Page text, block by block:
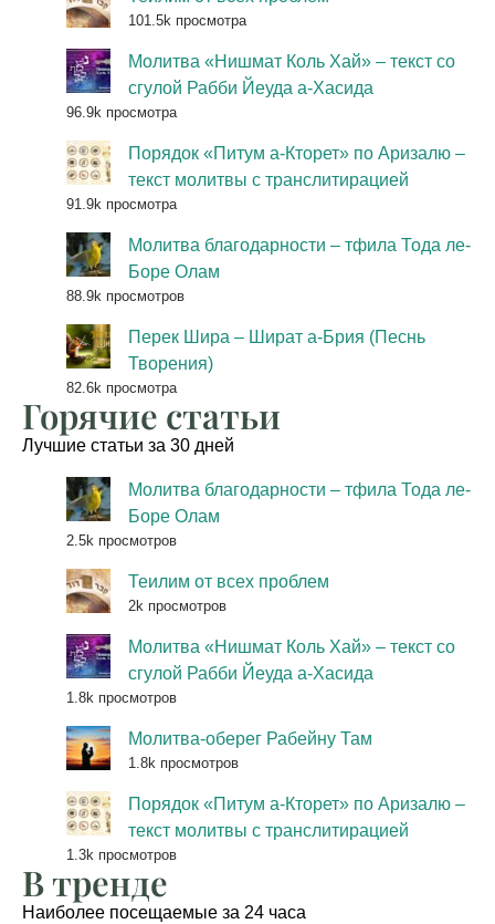
101.5k просмотра
Молитва «Нишмат Коль Хай» – текст со
сгулой Рабби Йеуда а-Хасида
96.9k просмотра
Порядок «Питум а-Кторет» по Аризалю –
текст молитвы с транслитирацией
91.9k просмотра
Молитва благодарности – тфила Тода ле-
Боре Олам
88.9k просмотров
Перек Шира – Шират а-Брия (Песнь
Творения)
82.6k просмотра
Горячие статьи
Лучшие статьи за 30 дней
Молитва благодарности – тфила Тода ле-
Боре Олам
2.5k просмотров
Теилим от всех проблем
2k просмотров
Молитва «Нишмат Коль Хай» – текст со
сгулой Рабби Йеуда а-Хасида
1.8k просмотров
Молитва-оберег Рабейну Там
1.8k просмотров
Порядок «Питум а-Кторет» по Аризалю –
текст молитвы с транслитирацией
1.3k просмотров
В тренде
Наиболее посещаемые за 24 часа